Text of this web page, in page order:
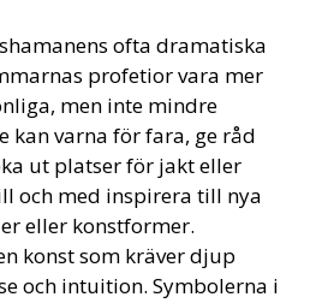
ofta dramatiska
profetior vara mer
men inte mindre
kan varna för fara, ge råd
ut platser för jakt eller
och med inspirera till nya
eller konstformer.
konst som kräver djup
och intuition. Symbolerna i